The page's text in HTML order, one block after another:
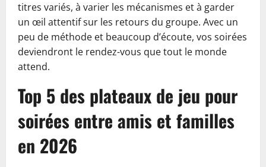
titres variés, à varier les mécanismes et à garder
un œil attentif sur les retours du groupe. Avec un
peu de méthode et beaucoup d’écoute, vos soirées
deviendront le rendez-vous que tout le monde
attend.
Top 5 des plateaux de jeu pour
soirées entre amis et familles
en 2026